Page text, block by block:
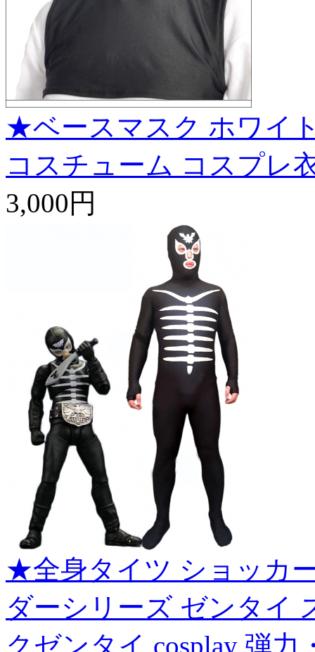
★ベースマスク ホワイ
コスチューム コスプレ
3,000円
★全身タイツ ショッカ
ダーシリーズ ゼンタイ
クゼンタイ cosplay 弾